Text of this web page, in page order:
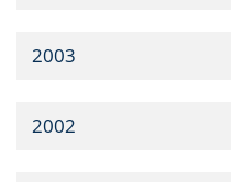
2003
2002